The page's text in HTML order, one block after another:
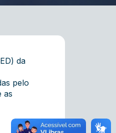
da
pelo
as